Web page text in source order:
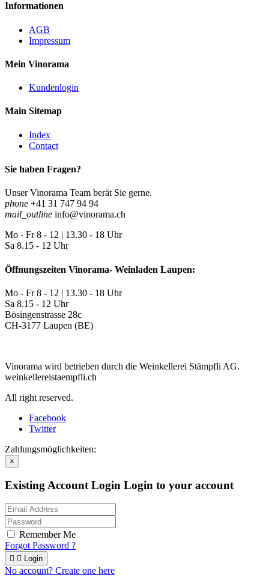
Informationen
AGB
Impressum
Mein Vinorama
Kundenlogin
Main Sitemap
Index
Contact
Sie haben Fragen?
Unser Vinorama Team berät Sie gerne.
phone +41 31 747 94 94
mail_outline info@vinorama.ch
Mo - Fr8 - 12 | 13.30 - 18 Uhr
Sa 8.15 - 12 Uhr
Öffnungszeiten Vinorama- Weinladen Laupen:
Mo - Fr8 - 12 | 13.30 - 18 Uhr
Sa 8.15 - 12 Uhr
Bösingenstrasse 28c
CH-3177 Laupen (BE)
Vinorama wird betrieben durch die Weinkellerei Stämpfli AG.
weinkellereistaempfli.ch
All right reserved.
Facebook
Twitter
Zahlungsmöglichkeiten:
×
Existing Account Login Login to your account
Remember Me
Forgot Password ?
  Login
No account? Create one here